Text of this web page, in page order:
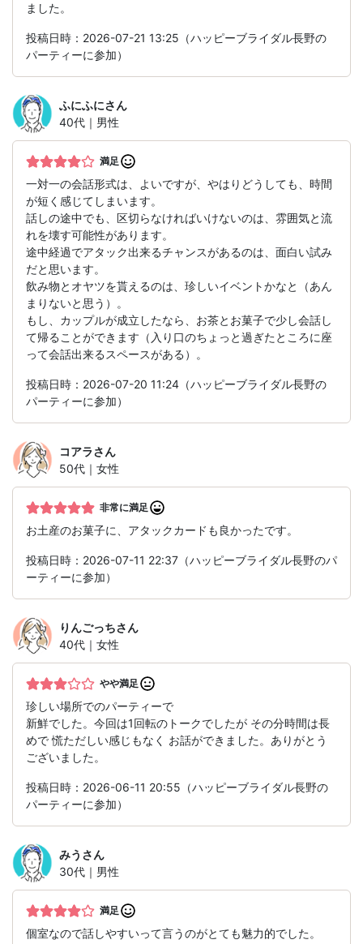
ました。
投稿日時：2026-07-21 13:25（ハッピーブライダル長野の
パーティーに参加）
ふにふにさん
40代｜男性
満足
一対一の会話形式は、よいですが、やはりどうしても、時間
が短く感じてしまいます。
話しの途中でも、区切らなければいけないのは、雰囲気と流
れを壊す可能性があります。
途中経過でアタック出来るチャンスがあるのは、面白い試み
だと思います。
飲み物とオヤツを貰えるのは、珍しいイベントかなと（あん
まりないと思う）。
もし、カップルが成立したなら、お茶とお菓子で少し会話し
て帰ることができます（入り口のちょっと過ぎたところに座
って会話出来るスペースがある）。
投稿日時：2026-07-20 11:24（ハッピーブライダル長野の
パーティーに参加）
コアラさん
50代｜女性
非常に満足
お土産のお菓子に、アタックカードも良かったです。
投稿日時：2026-07-11 22:37（ハッピーブライダル長野のパ
ーティーに参加）
りんごっちさん
40代｜女性
やや満足
珍しい場所でのパーティーで
新鮮でした。今回は1回転のトークでしたが その分時間は長
めで 慌ただしい感じもなく お話ができました。ありがとう
ございました。
投稿日時：2026-06-11 20:55（ハッピーブライダル長野の
パーティーに参加）
みう さん
30代｜男性
満足
個室なので話しやすいって言うのがとても魅力的でした。